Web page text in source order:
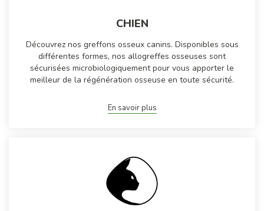
CHIEN
Découvrez nos greffons osseux canins. Disponibles sous
différentes formes, nos allogreffes osseuses sont
sécurisées microbiologiquement pour vous apporter le
meilleur de la régénération osseuse en toute sécurité.
En savoir plus